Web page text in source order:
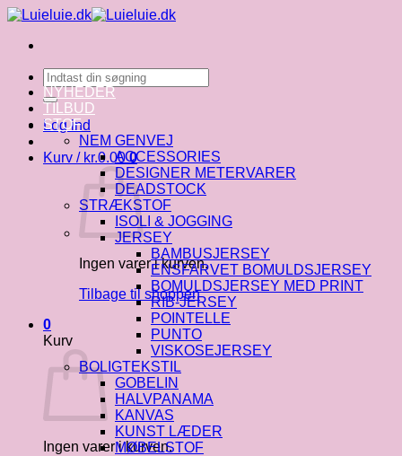
Fortsæt
indhold
Søg
efter:
Log ind
Kurv / kr.0.00 0
Ingen varer i kurven.
Tilbage til shoppen
0
Kurv
Ingen varer i kurven.
NYHEDER
TILBUD
STOF
NEM GENVEJ
ACCESSORIES
DESIGNER METERVARER
DEADSTOCK
STRÆKSTOF
ISOLI & JOGGING
JERSEY
BAMBUSJERSEY
ENSFARVET BOMULDSJERSEY
BOMULDSJERSEY MED PRINT
RIB-JERSEY
POINTELLE
PUNTO
VISKOSEJERSEY
BOLIGTEKSTIL
GOBELIN
HALVPANAMA
KANVAS
KUNST LÆDER
MØBELSTOF